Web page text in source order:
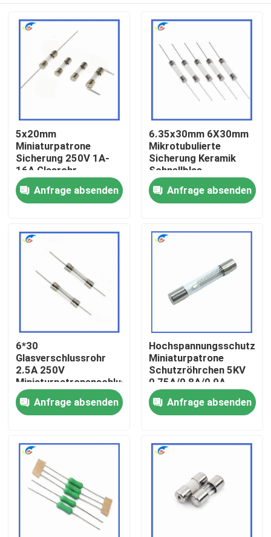
Zu Hause
Qualitätskontrolle
Kontakt mit uns
Neuigkeiten
Rechtssachen
5x20mm
Miniaturpatrone
Sicherung 250V 1A-
16A Glasrohr
Anfrage absenden
6.35x30mm 6X30mm
Mikrotubulierte
Sicherung Keramik
Schnellblas
F10A/12A/15A/20A/25A/
Pin Doppelkappe
Anfrage absenden
6*30
Glasverschlussrohr
2.5A 250V
Miniaturpatronenschluss
Schnellblasen 500mA
bis 30A L250V
Anfrage absenden
Miniaturpatrone
Schutzröhrchen 5KV
0,75A/0,8A/0,9A
750MA/800MA/900mA
6,5MM*40MM
Anfrage absenden